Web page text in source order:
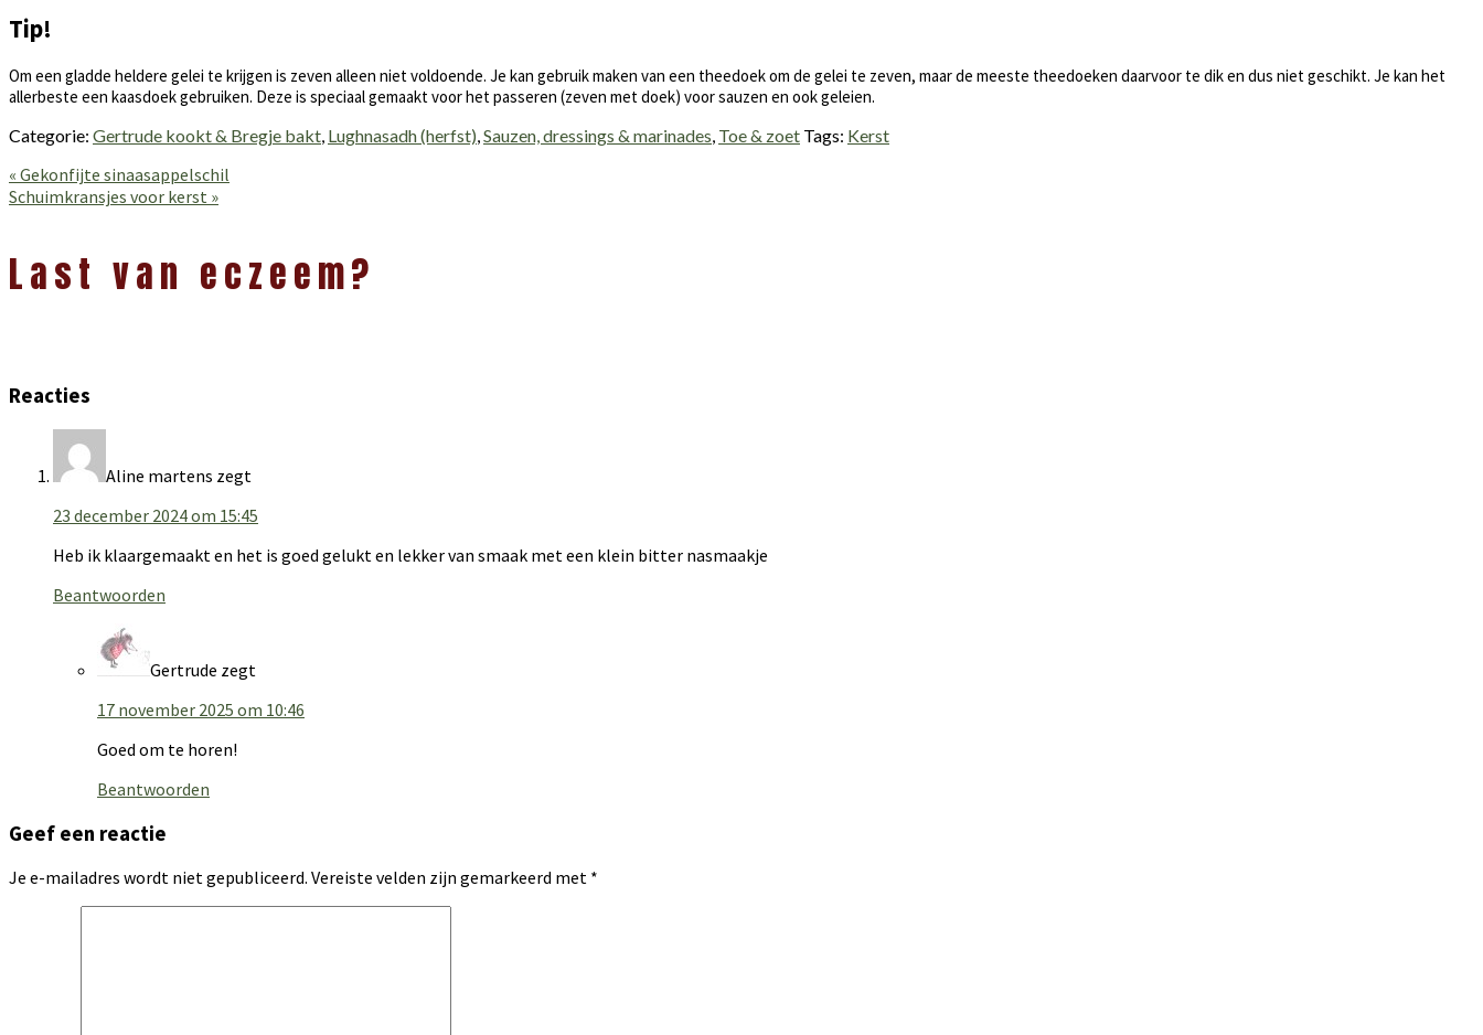
Tip!
Om een gladde heldere gelei te krijgen is zeven alleen niet voldoende. Je kan gebruik maken van een theedoek om de gelei te zeven, maar de meeste theedoeken daarvoor te dik en dus niet geschikt. Je kan het
allerbeste een kaasdoek gebruiken. Deze is speciaal gemaakt voor het passeren (zeven met doek) voor sauzen en ook geleien.
Categorie: Gertrude kookt & Bregje bakt Lughnasadh (herfst) Sauzen, dressings & marinades Toe & zoet Tags: Kerst
Vorig
bericht:
« Gekonfijte sinaasappelschil
Volgend
Schuimkransjes voor kerst »
Interacties
Last van eczeem?
Reacties
Aline martens zegt
23 december 2024 om 15:45
Heb ik klaargemaakt en het is goed gelukt en lekker van smaak met een klein bitter nasmaakje
Beantwoorden
Gertrude zegt
17 november 2025 om 10:46
Goed om te horen!
Beantwoorden
Geef een reactie
Je e-mailadres wordt niet gepubliceerd. Vereiste velden zijn gemarkeerd met *